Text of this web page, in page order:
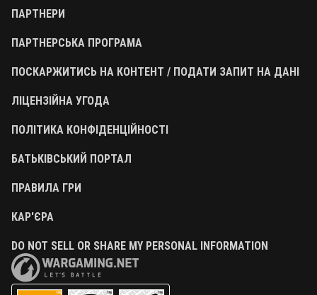
ПАРТНЕРИ
ПАРТНЕРСЬКА ПРОГРАМА
ПОСКАРЖИТИСЬ НА КОНТЕНТ / ПОДАТИ ЗАПИТ НА ДАНІ
ЛІЦЕНЗІЙНА УГОДА
ПОЛІТИКА КОНФІДЕНЦІЙНОСТІ
БАТЬКІВСЬКИЙ ПОРТАЛ
ПРАВИЛА ГРИ
КАР'ЄРА
DO NOT SELL OR SHARE MY PERSONAL INFORMATION